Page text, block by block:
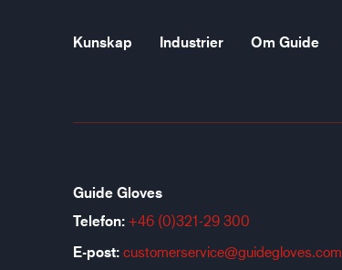
Kunskap Industrier Om Guide
Guide Gloves
Telefon: +46 (0)321-29 300
E-post: customerservice@guidegloves.com